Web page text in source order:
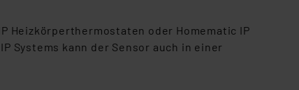
Heizkörperthermostaten oder Homematic IP
Systems kann der Sensor auch in einer